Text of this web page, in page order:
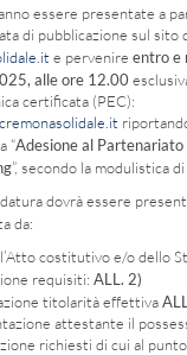
essere presentate a
di pubblicazione sul sito
e pervenire entro e
alle ore 12.00
certificata (PEC):
“Adesione al
”, secondo la modulistica
dovrà essere
da:
costitutivo e/o dello
requisiti: ALL. 2)
titolarità effettiva
attestante il
richiesti di cui al